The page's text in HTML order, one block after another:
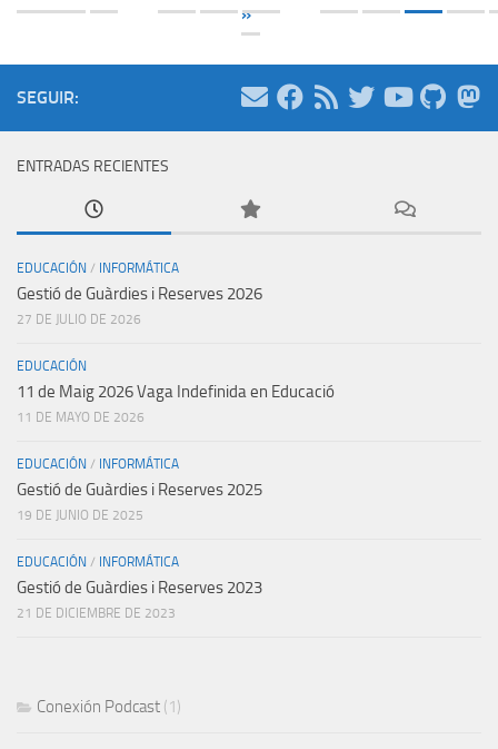
»
SEGUIR:
ENTRADAS RECIENTES
EDUCACIÓN / INFORMÁTICA
Gestió de Guàrdies i Reserves 2026
27 DE JULIO DE 2026
EDUCACIÓN
11 de Maig 2026 Vaga Indefinida en Educació
11 DE MAYO DE 2026
EDUCACIÓN / INFORMÁTICA
Gestió de Guàrdies i Reserves 2025
19 DE JUNIO DE 2025
EDUCACIÓN / INFORMÁTICA
Gestió de Guàrdies i Reserves 2023
21 DE DICIEMBRE DE 2023
Conexión Podcast (1)